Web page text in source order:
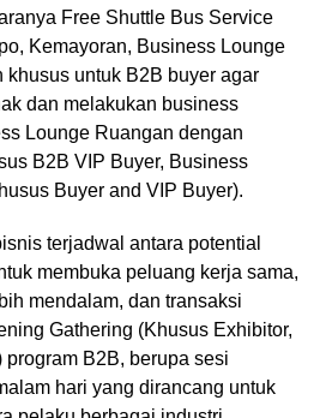
Free Shuttle Bus Service
Kemayoran, Business Lounge
untuk B2B buyer agar
dan melakukan business
Lounge Ruangan dengan
B2B VIP Buyer, Business
Buyer and VIP Buyer).
terjadwal antara potential
membuka peluang kerja sama,
mendalam, dan transaksi
Gathering (Khusus Exhibitor,
program B2B, berupa sesi
hari yang dirancang untuk